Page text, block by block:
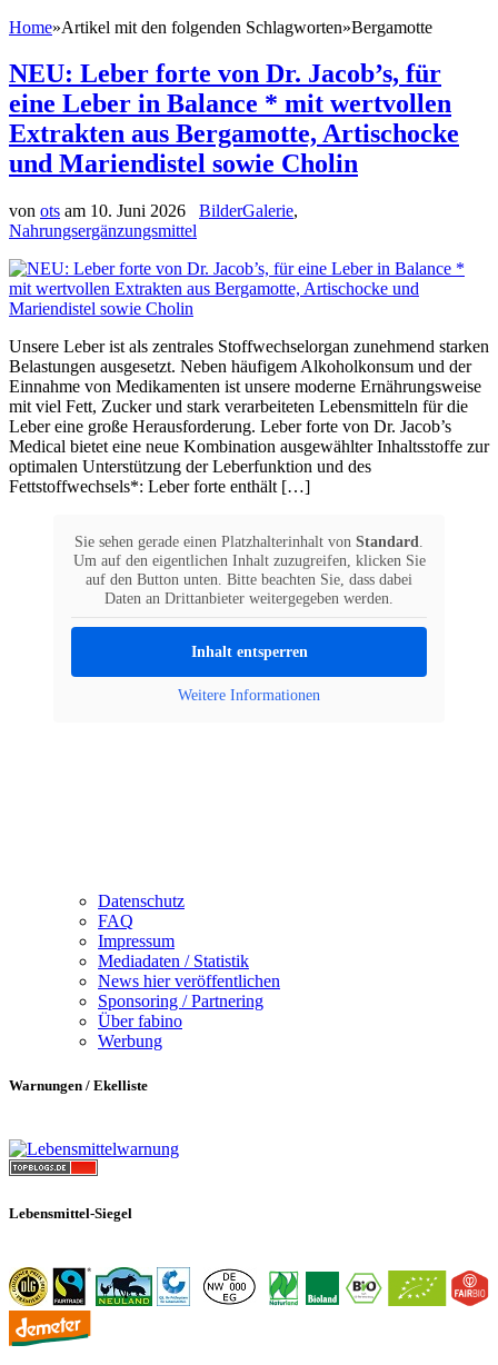
Home»Artikel mit den folgenden Schlagworten»Bergamotte
NEU: Leber forte von Dr. Jacob’s, für
eine Leber in Balance * mit wertvollen
Extrakten aus Bergamotte, Artischocke
und Mariendistel sowie Cholin
von ots am 10. Juni 2026 BilderGalerie,
Nahrungsergänzungsmittel
Unsere Leber ist als zentrales Stoffwechselorgan zunehmend starken
Belastungen ausgesetzt. Neben häufigem Alkoholkonsum und der
Einnahme von Medikamenten ist unsere moderne Ernährungsweise
mit viel Fett, Zucker und stark verarbeiteten Lebensmitteln für die
Leber eine große Herausforderung. Leber forte von Dr. Jacob’s
Medical bietet eine neue Kombination ausgewählter Inhaltsstoffe zur
optimalen Unterstützung der Leberfunktion und des
Fettstoffwechsels*: Leber forte enthält […]
Sie sehen gerade einen Platzhalterinhalt von Standard.
Um auf den eigentlichen Inhalt zuzugreifen, klicken Sie
auf den Button unten. Bitte beachten Sie, dass dabei
Daten an Drittanbieter weitergegeben werden.
Inhalt entsperren
Weitere Informationen
Datenschutz
FAQ
Impressum
Mediadaten / Statistik
News hier veröffentlichen
Sponsoring / Partnering
Über fabino
Werbung
Warnungen / Ekelliste
Lebensmittel-Siegel